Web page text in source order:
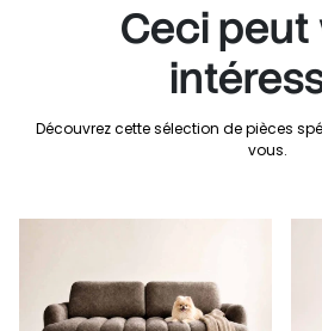
Ceci peut
Découvrez cette sélection de pièces
vous.